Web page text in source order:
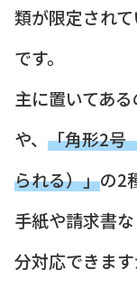
類が限定され
です。
主に置いてある
や、 「角形2号
られる）」の2
手紙や請求書
分対応できま